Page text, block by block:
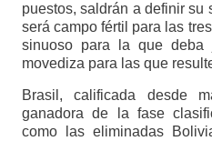
puestos, saldrán a definir su
será campo fértil para las
sinuoso para la que deba
movediza para las que
Brasil, calificada desde
ganadora de la fase
como las eliminadas